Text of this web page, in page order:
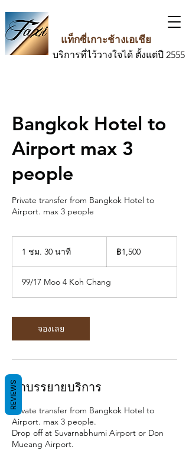
แท็กซี่เกาะช้างเอเชีย
บริการที่ไว้วางใจได้ ตั้งแต่ปี 2555
Bangkok Hotel to
Airport max 3
people
Private transfer from Bangkok Hotel to
Airport. max 3 people
1 ชม. 30 นาที
3
0
า
บาท
ไทย฿1,500
99/17 Moo 4 Koh Chang
จองเลย
คำบรรยายบริการ
Private transfer from Bangkok Hotel to
Airport. max 3 people.
Drop off at Suvarnabhumi Airport or Don
Mueang Airport.
REVIEWS